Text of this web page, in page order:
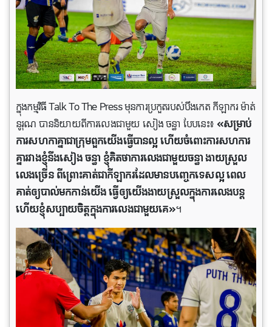
ក្នុងកម្មវិធី Talk To The Press មុនការប្រកួតរបស់បឹងកេត កីឡាករ ម៉ាត់
នូរុណ បាននិយាយពីការលេងជាមួយ សៀង ចន្ធា បែបនេះ៖ «សម្រាប់
ការសហកាគ្នាជាក្រុមពួកយើងធ្វើបានល្អ ហើយចំពោះការសហការ
គ្នារវាងខ្ញុំនឹងសៀង ចន្ធា ខ្ញុំគិតថាការលេងជាមួយចន្ធា ងាយស្រួល
លេងច្រើន ពីព្រោះគាត់ជាកីឡាករដែលមានបញ្ចេកទេសល្អ ពេល
គាត់ឲ្យបាល់មកកាន់យើង ធ្វើឲ្យយើងងាយស្រួលក្នុងការលេងបន្ត
ហើយខ្ញុំសប្បាយចិត្តក្នុងការលេងជាមួយគេ»។